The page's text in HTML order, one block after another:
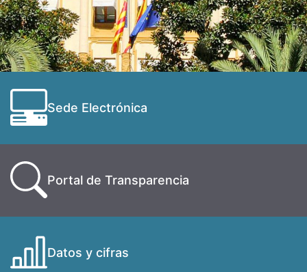
Sede Electrónica
Portal de Transparencia
Datos y cifras